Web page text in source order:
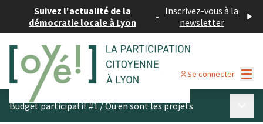
Suivez l'actualité de la
démocratie locale à Lyon
- Inscrivez-vous à la
newsletter
Se connecter
Budget participatif #1/Où en sont les projets